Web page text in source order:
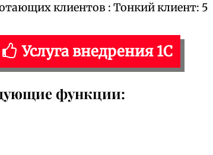
клиентов : Тонкий клиент: 5
Услуга внедрения 1С
функции: